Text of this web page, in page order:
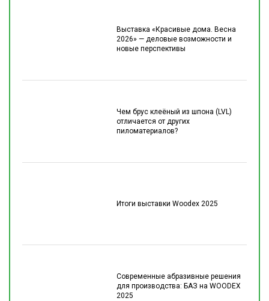
Выставка «Красивые дома. Весна
2026» — деловые возможности и
новые перспективы
Чем брус клеёный из шпона (LVL)
отличается от других
пиломатериалов?
Итоги выставки Woodex 2025
Современные абразивные решения
для производства: БАЗ на WOODEX
2025